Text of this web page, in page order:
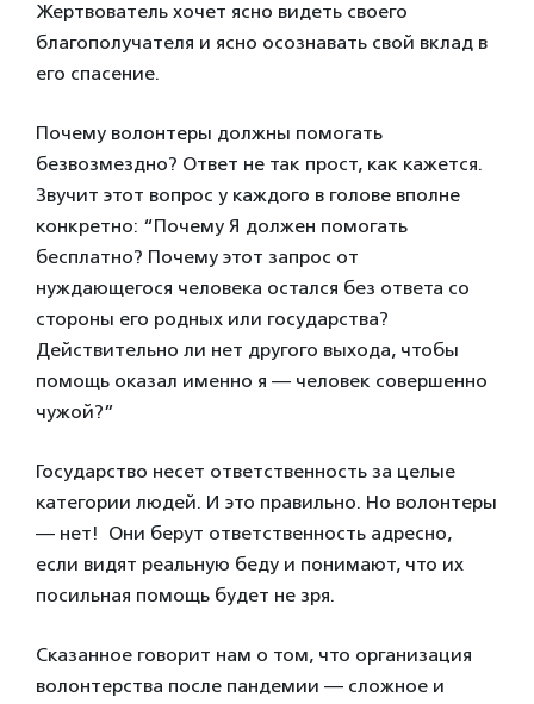
Жертвователь хочет ясно видеть своего
благополучателя и ясно осознавать свой вклад в
его спасение.
Почему волонтеры должны помогать
безвозмездно? Ответ не так прост, как кажется.
Звучит этот вопрос у каждого в голове вполне
конкретно: “Почему Я должен помогать
бесплатно? Почему этот запрос от
нуждающегося человека остался без ответа со
стороны его родных или государства?
Действительно ли нет другого выхода, чтобы
помощь оказал именно я — человек совершенно
чужой?”
Государство несет ответственность за целые
категории людей. И это правильно. Но волонтеры
— нет! Они берут ответственность адресно,
если видят реальную беду и понимают, что их
посильная помощь будет не зря.
Сказанное говорит нам о том, что организация
волонтерства после пандемии — сложное и